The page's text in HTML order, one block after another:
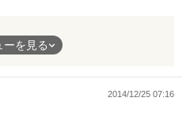
気持ちになかなか気づかない彼。
とります。それがまた切ないな
だったと彼から告白されて、胸が
ーを見る
2014/12/25 07:16